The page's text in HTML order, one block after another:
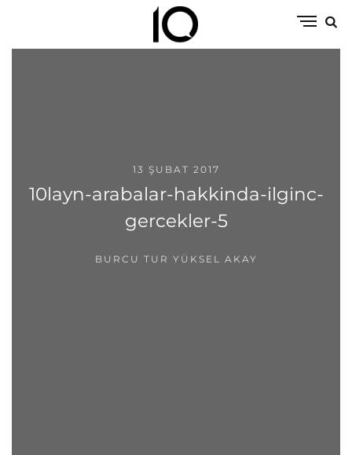
13 ŞUBAT 2017
10layn-arabalar-hakkinda-ilginc-
gercekler-5
BURCU TUR YÜKSEL AKAY